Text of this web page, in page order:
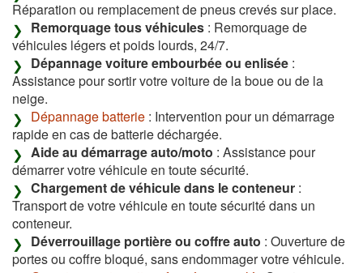
Réparation ou remplacement de pneus crevés sur place.
Remorquage tous véhicules : Remorquage de
véhicules légers et poids lourds, 24/7.
Dépannage voiture embourbée ou enlisée :
Assistance pour sortir votre voiture de la boue ou de la
neige.
Dépannage batterie : Intervention pour un démarrage
rapide en cas de batterie déchargée.
Aide au démarrage auto/moto : Assistance pour
démarrer votre véhicule en toute sécurité.
Chargement de véhicule dans le conteneur :
Transport de votre véhicule en toute sécurité dans un
conteneur.
Déverrouillage portière ou coffre auto : Ouverture de
portes ou coffre bloqué, sans endommager votre véhicule.